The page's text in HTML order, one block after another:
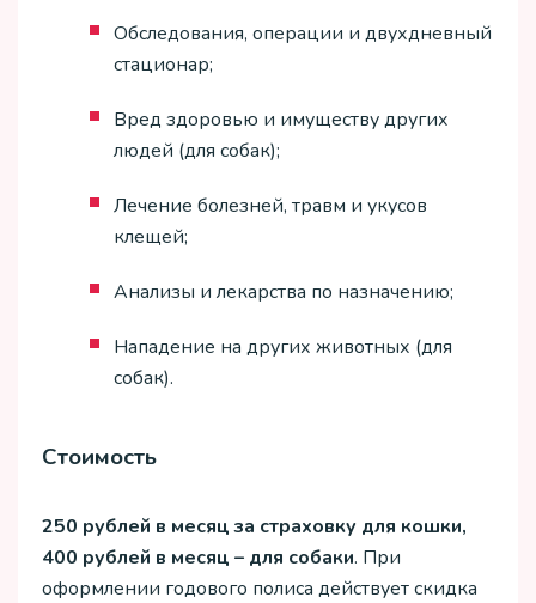
Обследования, операции и двухдневный
стационар;
Вред здоровью и имуществу других
людей (для собак);
Лечение болезней, травм и укусов
клещей;
Анализы и лекарства по назначению;
Нападение на других животных (для
собак).
Стоимость
250 рублей в месяц за страховку для кошки,
400 рублей в месяц – для собаки. При
оформлении годового полиса действует скидка